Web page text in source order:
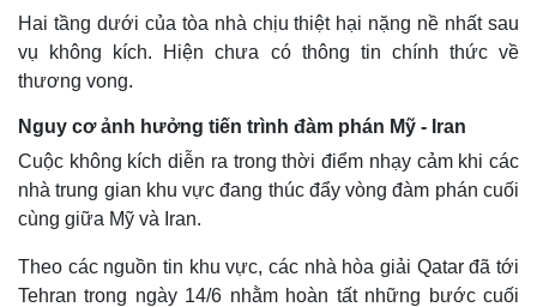
Hai tầng dưới của tòa nhà chịu thiệt hại nặng nề nhất sau
vụ không kích. Hiện chưa có thông tin chính thức về
thương vong.
Nguy cơ ảnh hưởng tiến trình đàm phán Mỹ - Iran
Cuộc không kích diễn ra trong thời điểm nhạy cảm khi các
nhà trung gian khu vực đang thúc đẩy vòng đàm phán cuối
cùng giữa Mỹ và Iran.
Theo các nguồn tin khu vực, các nhà hòa giải Qatar đã tới
Tehran trong ngày 14/6 nhằm hoàn tất những bước cuối